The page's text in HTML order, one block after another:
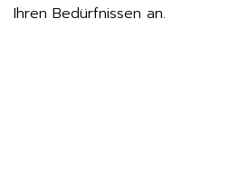
Ihren Bedürfnissen an.